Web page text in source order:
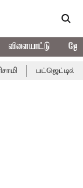
விளையாட்டு
தவெக